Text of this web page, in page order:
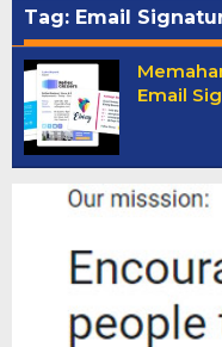
Tag: Email
Email